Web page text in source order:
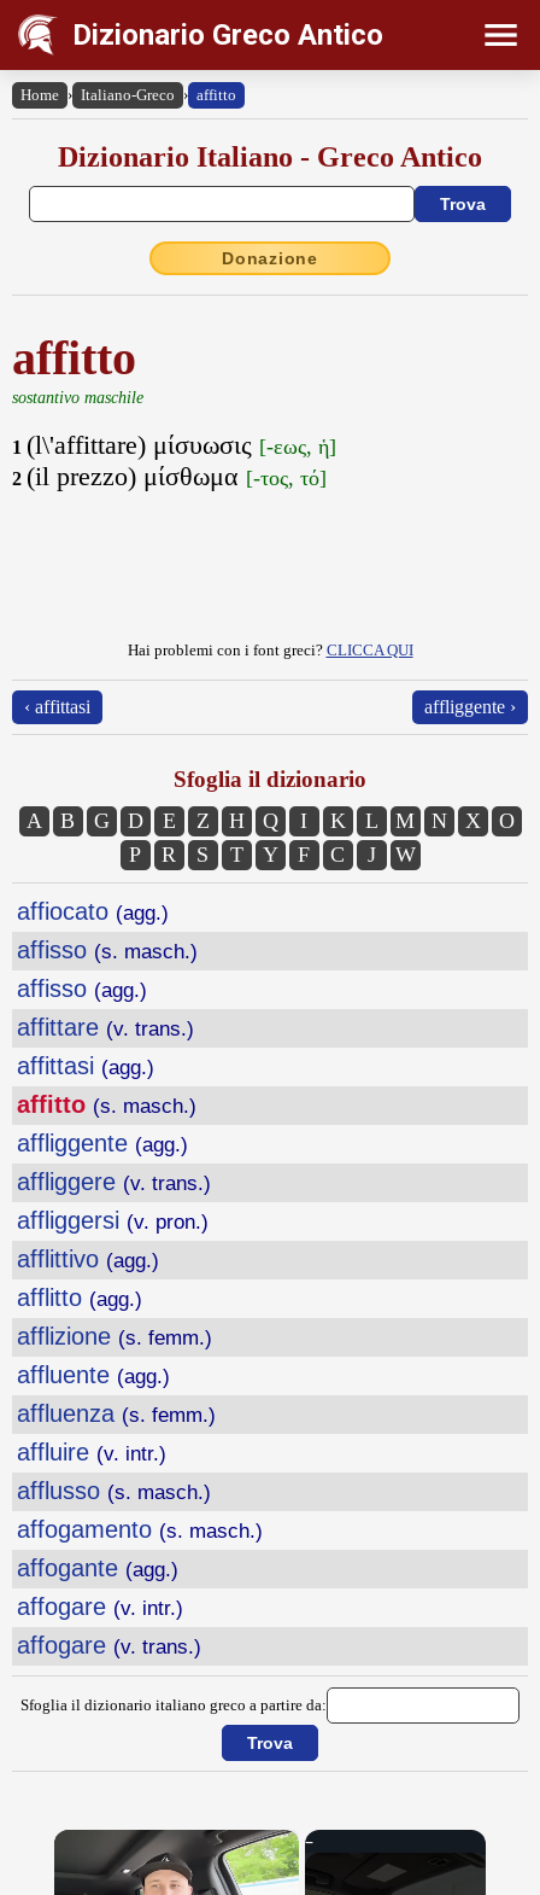
Dizionario Greco Antico
Home › Italiano-Greco › affitto
Dizionario Italiano - Greco Antico
Donazione
affitto
sostantivo maschile
1 (l\'affittare) μίσυωσις [-εως, ἡ]
2 (il prezzo) μίσθωμα [-τος, τό]
Hai problemi con i font greci? CLICCA QUI
‹ affittasi affliggente ›
Sfoglia il dizionario
A B G D E Z H Q I K L M N X
O
P
R S T Y F C J W
affiocato (agg.)
affisso (s. masch.)
affisso (agg.)
affittare (v. trans.)
affittasi (agg.)
affitto (s. masch.)
affliggente (agg.)
affliggere (v. trans.)
affliggersi (v. pron.)
afflittivo (agg.)
afflitto (agg.)
afflizione (s. femm.)
affluente (agg.)
affluenza (s. femm.)
affluire (v. intr.)
afflusso (s. masch.)
affogamento (s. masch.)
affogante (agg.)
affogare (v. intr.)
affogare (v. trans.)
Sfoglia il dizionario italiano greco a partire da:
×